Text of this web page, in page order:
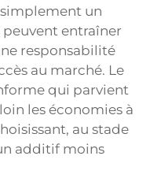
un
entraîner
responsabilité
au marché. Le
qui parvient
les économies à
au stade
additif moins